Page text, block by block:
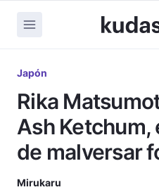
Japón
Rika
Ash Ketchum,
de malversar
Mirukaru